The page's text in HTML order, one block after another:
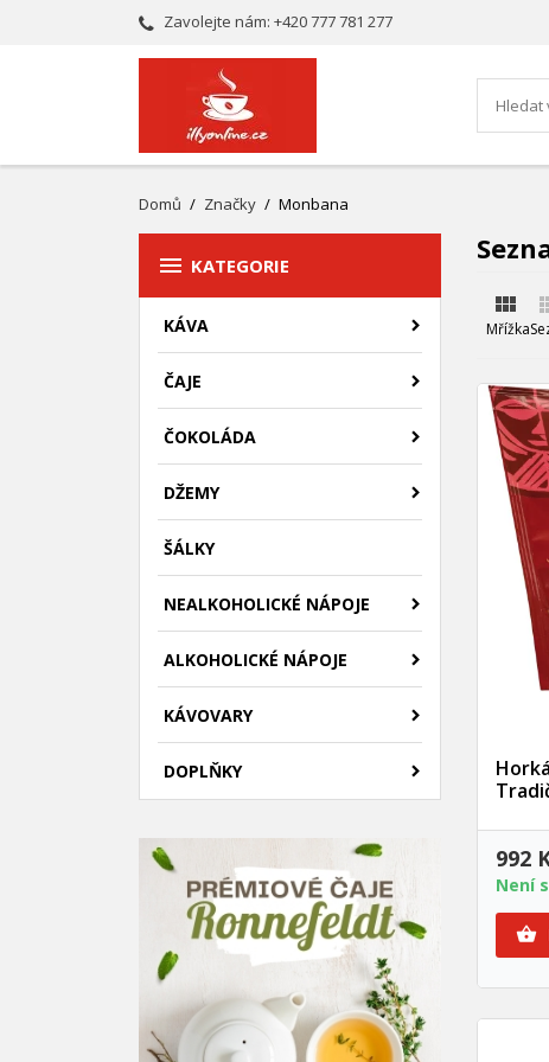
Zavolejte nám: +420 777 781 277
Domů Značky Monbana
 KATEGORIE
KÁVA
ČAJE
ČOKOLÁDA
DŽEMY
ŠÁLKY
NEALKOHOLICKÉ NÁPOJE
ALKOHOLICKÉ NÁPOJE
KÁVOVARY
DOPLŇKY

Mřížka
992
Není
